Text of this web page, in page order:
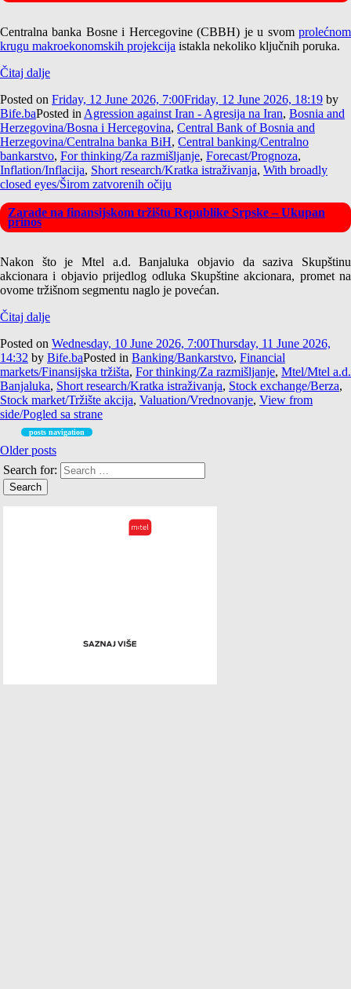
Centralna banka Bosne i Hercegovine (CBBH) je u svom prolećnom
krugu makroekonomskih projekcija istakla nekoliko ključnih poruka.
Čitaj dalje
Posted on Friday, 12 June 2026, 7:00Friday, 12 June 2026, 18:19 by
Bife.baPosted inAgression against Iran - Agresija na Iran, Bosnia and
Herzegovina/Bosna i Hercegovina, Central Bank of Bosnia and
Herzegovina/Centralna banka BiH, Central banking/Centralno
bankarstvo, For thinking/Za razmišljanje, Forecast/Prognoza,
Inflation/Inflacija, Short research/Kratka istraživanja, With broadly
closed eyes/Širom zatvorenih očiju
Zarade na finansijskom tržištu Republike Srpske – Ukupan
prinos
Nakon što je Mtel a.d. Banjaluka objavio da saziva Skupštinu
akcionara i objavio prijedlog odluka Skupštine akcionara, promet na
ovome tržišnom segmentu naglo je povećan.
Čitaj dalje
Posted on Wednesday, 10 June 2026, 7:00Thursday, 11 June 2026,
14:32 by Bife.baPosted in Banking/Bankarstvo, Financial
markets/Finansijska tržišta, For thinking/Za razmišljanje, Mtel/Mtel a.d.
Banjaluka, Short research/Kratka istraživanja, Stock exchange/Berza,
Stock market/Tržište akcija, Valuation/Vrednovanje, View from
side/Pogled sa strane
posts navigation
Older posts
Search for: